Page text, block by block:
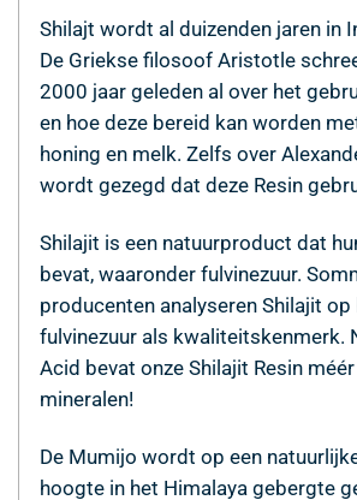
Shilajt wordt al duizenden jaren in
De Griekse filosoof Aristotle
2000 jaar geleden al over het
en hoe deze bereid kan worden
honing en melk. Zelfs over
wordt gezegd dat deze Resin
Shilajit is een natuurproduct dat
bevat, waaronder fulvinezuur.
producenten analyseren Shilajit
fulvinezuur als kwaliteitskenmerk.
Acid bevat onze Shilajit Resin
mineralen!
De Mumijo wordt op een
hoogte in het Himalaya gebergte